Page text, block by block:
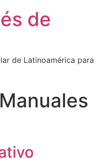
de
de Latinoamérica para
Manuales